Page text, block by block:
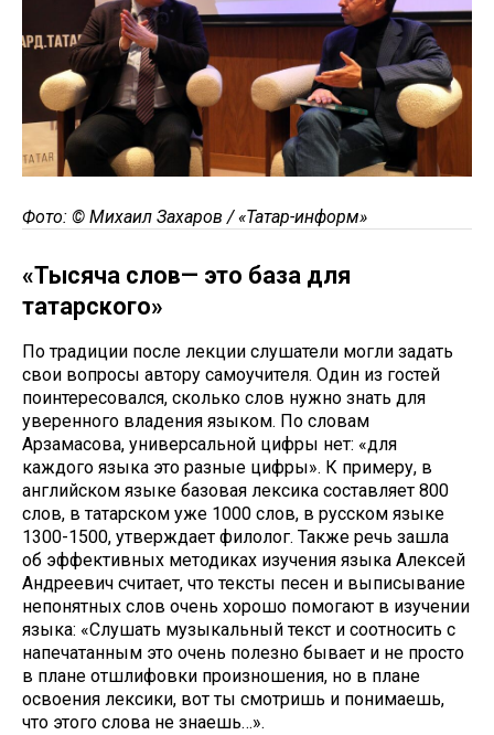
Фото: © Михаил Захаров / «Татар-информ»
«Тысяча слов— это база для
татарского»
По традиции после лекции слушатели могли задать
свои вопросы автору самоучителя. Один из гостей
поинтересовался, сколько слов нужно знать для
уверенного владения языком. По словам
Арзамасова, универсальной цифры нет: «для
каждого языка это разные цифры». К примеру, в
английском языке базовая лексика составляет 800
слов, в татарском уже 1000 слов, в русском языке
1300-1500, утверждает филолог. Также речь зашла
об эффективных методиках изучения языка Алексей
Андреевич считает, что тексты песен и выписывание
непонятных слов очень хорошо помогают в изучении
языка: «Слушать музыкальный текст и соотносить с
напечатанным это очень полезно бывает и не просто
в плане отшлифовки произношения, но в плане
освоения лексики, вот ты смотришь и понимаешь,
что этого слова не знаешь…».